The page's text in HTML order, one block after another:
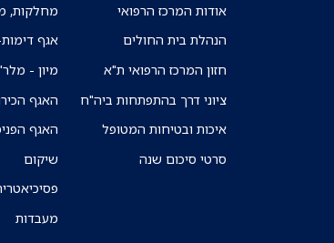
אודות המרכז הרפואי
הנהלת בית החולים
חזון המרכז הרפואי ת"א
ציוני דרך בהתפתחות ביה"ח
איכות ובטיחות המטופל
סרטי סיכום שנה
מחלקות,
אגף
מיון -
האגף
האגף
שיקום
מעבדות